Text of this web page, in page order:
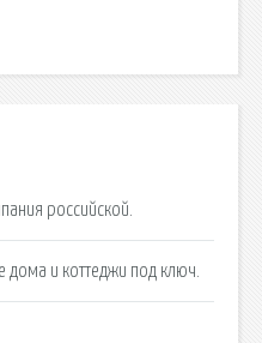
российской.
и коттеджи под ключ.